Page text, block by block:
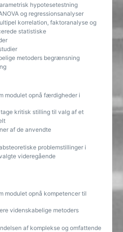
hypotesetestning
og regressionsanalyser
korrelation, faktoranalyse og
statistiske
metoders begrænsning
modulet opnå færdigheder i
kritisk stilling til valg af et
af de anvendte
problemstillinger i
videregående
modulet opnå kompetencer til
videnskabelige metoders
af komplekse og omfattende